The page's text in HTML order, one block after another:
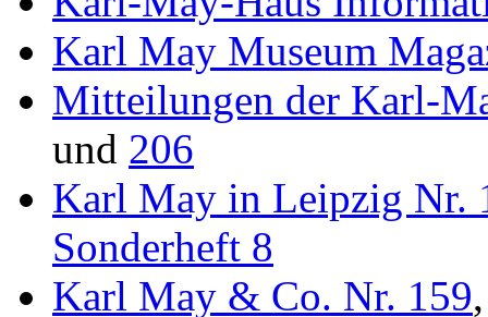
Karl May Museum
Mitteilungen der Karl-
und 206
Karl May in Leipzig Nr.
Sonderheft 8
Karl May & Co. Nr. 159